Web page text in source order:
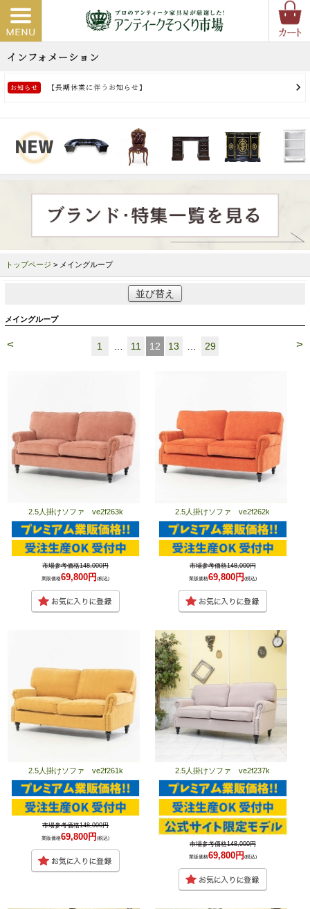
トップページ > メイングループ
並び替え
メイングループ
< >
1 11 12 13 29
2.5人掛けソファ ve2f263k
市場参考価格148,000円
業販価格69,800円(税込)
2.5人掛けソファ ve2f262k
市場参考価格148,000円
業販価格69,800円 (税込)
2.5人掛けソファ ve2f261k
市場参考価格148,000円
業販価格69,800円(税込)
2.5人掛けソファ ve2f237k
市場参考価格148,000円
業販価格69,800円(税込)